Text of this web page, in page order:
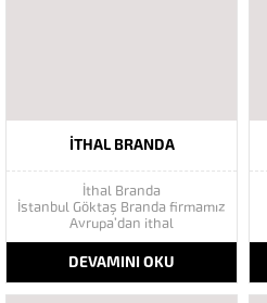
İTHAL BRANDA
İthal Branda
İstanbul Göktaş Branda firmamız
Avrupa’dan ithal
branda ürünlerimiz ile
hizmetinizde. İthal ürünlerin
kaliteli ve ucuz almanın en doğru
adresi. İthal Ürün Al dükkanı
DEVAMINI OKU